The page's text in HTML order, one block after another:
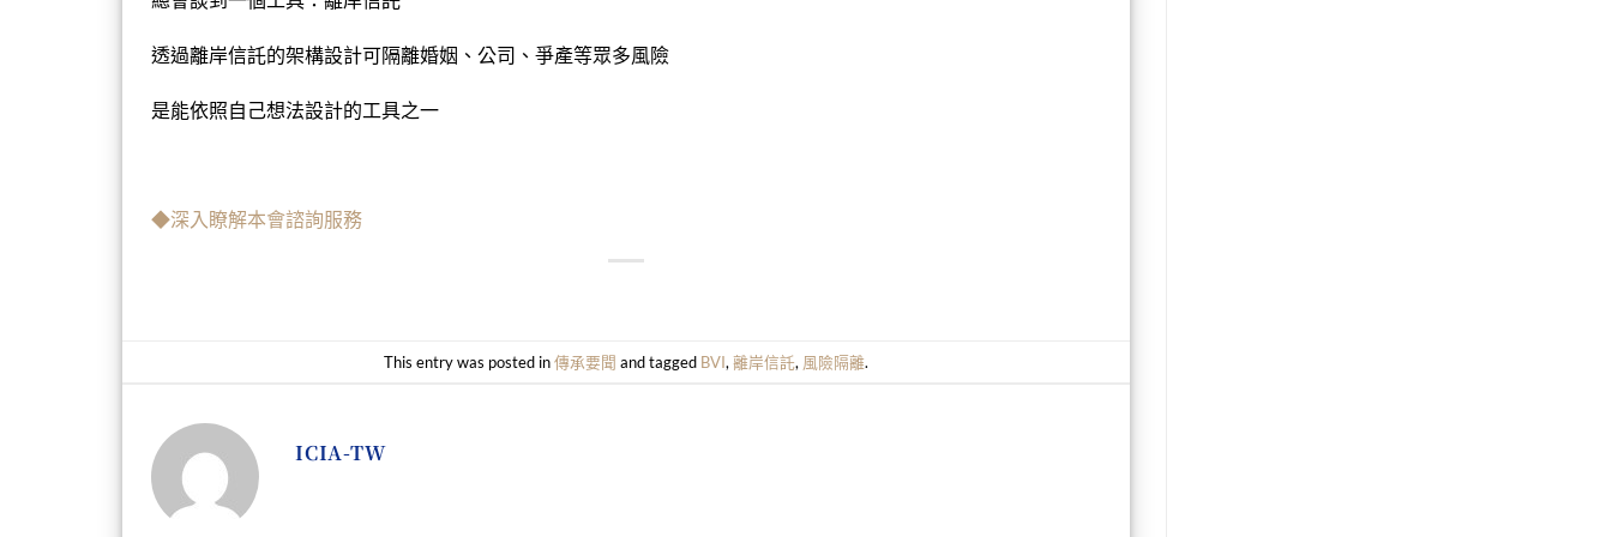
透過離岸信託的架構設計可隔離婚姻、公司、爭產等眾多風險
是能依照自己想法設計的工具之一
◆深入瞭解本會諮詢服務
This entry was posted in傳承要聞 and tagged BVI, 離岸信託, 風險隔離.
ICIA-TW